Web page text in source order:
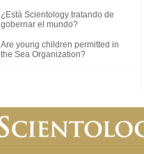
¿Está Scientology tratando de
gobernar el mundo?
Are young children permitted in
the Sea Organization?